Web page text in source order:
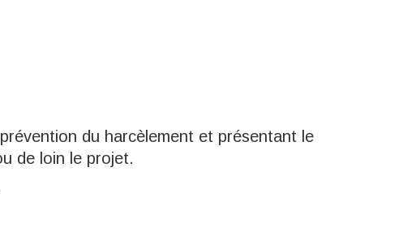
du harcèlement et présentant le
de loin le projet.